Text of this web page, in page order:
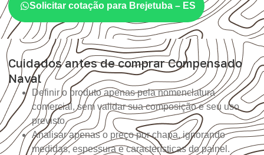
Solicitar cotação para Brejetuba – ES
Cuidados antes de comprar Compensado
Naval
Definir o produto apenas pela nomenclatura
comercial, sem validar sua composição e seu uso
previsto.
Analisar apenas o preço por chapa, ignorando
medidas, espessura e características do painel.